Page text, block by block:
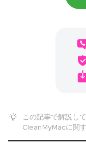
この記事で解説し
CleanMyMacに関